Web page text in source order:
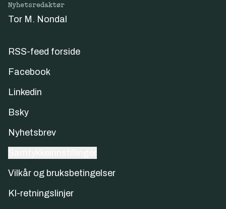
Nyhetsredaktør
Tor M. Nondal
RSS-feed forside
Facebook
Linkedin
Bsky
Nyhetsbrev
Vilkår og bruksbetingelser
KI-retningslinjer